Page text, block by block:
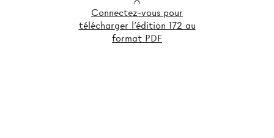
Connectez-vous pour
télécharger l'édition 172 au
format PDF